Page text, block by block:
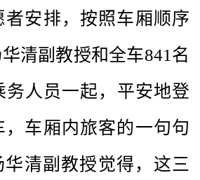
者安排，按照车厢顺序
清副教授和全车841名
务人员一起，平安地登
，车厢内旅客的一句句
华清副教授觉得，这三